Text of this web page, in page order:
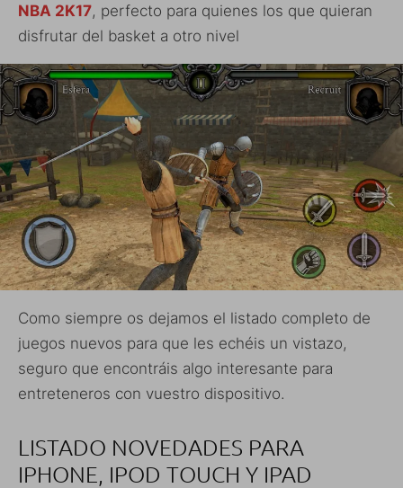
NBA 2K17, perfecto para quienes los que quieran
disfrutar del basket a otro nivel
Como siempre os dejamos el listado completo de
juegos nuevos para que les echéis un vistazo,
seguro que encontráis algo interesante para
entreteneros con vuestro dispositivo.
LISTADO NOVEDADES PARA
IPHONE, IPOD TOUCH Y IPAD